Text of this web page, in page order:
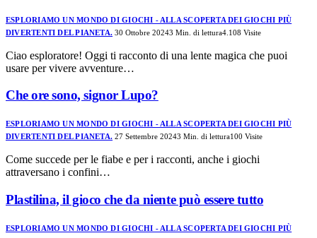
ESPLORIAMO UN MONDO DI GIOCHI - ALLA SCOPERTA DEI GIOCHI PIÙ
DIVERTENTI DEL PIANETA. 30 Ottobre 20243 Min. di lettura4.108Visite
Ciao esploratore! Oggi ti racconto di una lente magica che puoi
usare per vivere avventure…
Che ore sono, signor Lupo?
ESPLORIAMO UN MONDO DI GIOCHI - ALLA SCOPERTA DEI GIOCHI PIÙ
DIVERTENTI DEL PIANETA. 27 Settembre 20243 Min. di lettura100Visite
Come succede per le fiabe e per i racconti, anche i giochi
attraversano i confini…
Plastilina, il gioco che da niente può essere tutto
ESPLORIAMO UN MONDO DI GIOCHI - ALLA SCOPERTA DEI GIOCHI PIÙ